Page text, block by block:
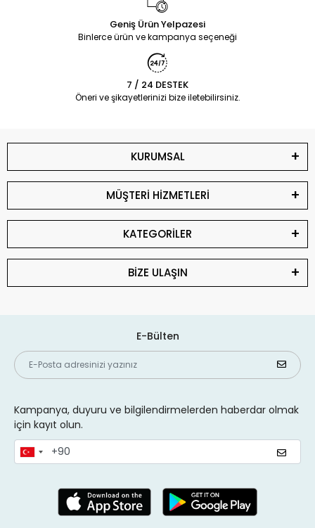
Geniş Ürün Yelpazesi
Binlerce ürün ve kampanya seçeneği
7 / 24 DESTEK
Öneri ve şikayetlerinizi bize iletebilirsiniz.
KURUMSAL
MÜŞTERİ HİZMETLERİ
KATEGORİLER
BİZE ULAŞIN
E-Bülten
Kampanya, duyuru ve bilgilendirmelerden haberdar olmak
için kayıt olun.